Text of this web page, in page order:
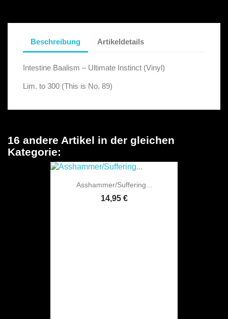
Beschreibung Artikeldetails
Intestine Baalism – Ultimate Instinct (Vinyl)
Lim. to 300 (This is No. 89)
16 andere Artikel in der gleichen
Kategorie:
Asshammer/Suffering...
14,95 €